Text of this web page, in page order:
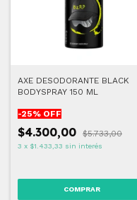
AXE DESODORANTE BLACK
BODYSPRAY 150 ML
-25% OFF
$4.300,00 $5.733,00
3 x $1.433,33 sin interés